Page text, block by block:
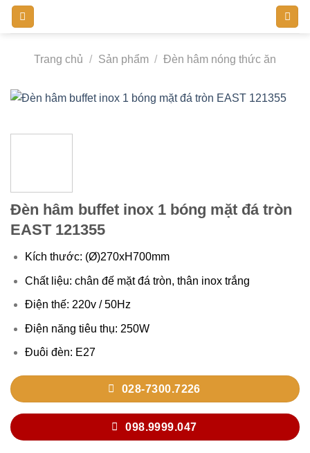
Bỏ
qua
Trang chủ / Sản phẩm / Đèn hâm nóng thức ăn
Đèn hâm buffet inox 1 bóng mặt đá tròn
EAST 121355
Kích thước: (Ø)270xH700mm
Chất liệu: chân đế mặt đá tròn, thân inox trắng
Điện thế: 220v / 50Hz
Điện năng tiêu thụ: 250W
Đuôi đèn: E27
028-7300.7226
098.9999.047